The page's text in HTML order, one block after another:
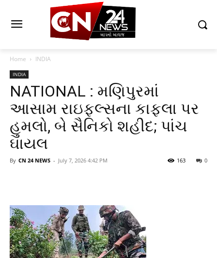
Home INDIA
INDIA
NATIONAL : મણિપુરમાં
આસામ રાઇફલ્સના કાફલા પર
હુમલો, બે સૈનિકો શહીદ; પાંચ
ઘાયલ
By CN 24 NEWS - July 7, 2026 4:42 PM 0
163